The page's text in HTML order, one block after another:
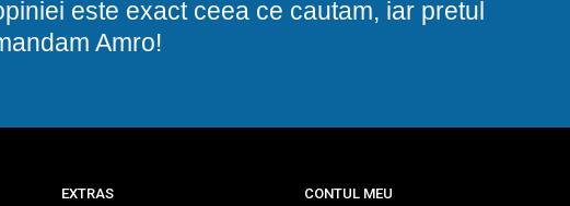
este exact ceea ce cautam, iar pretul
Amro!
EXTRAS CONTUL MEU